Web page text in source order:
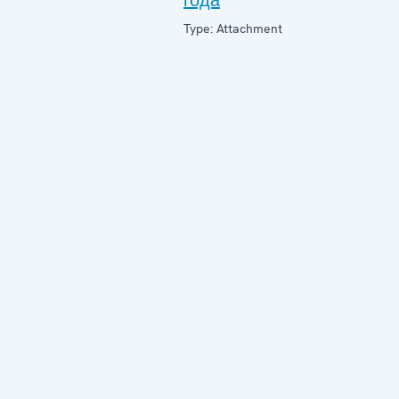
Type: Attachment